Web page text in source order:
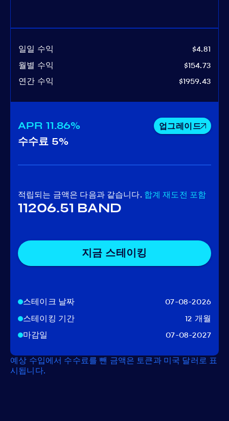
일일 수익
$4.81
월별 수익
$154.73
연간 수익
$1959.43
APR 11.86% 업그레이드
수수료 5%
적립되는 금액은 다음과 같습니다. 합계 재도전 포함
11206.51 BAND
지금 스테이킹
스테이크 날짜
07-08-2026
스테이킹 기간
12 개월
마감일
07-08-2027
예상 수입에서 수수료를 뺀 금액은 토큰과 미국 달러로 표
시됩니다.